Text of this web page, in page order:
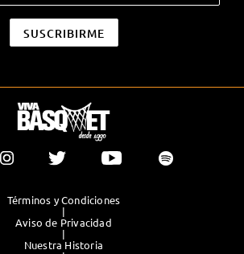
Términos y Condiciones
|
Aviso de Privacidad
|
Nuestra Historia